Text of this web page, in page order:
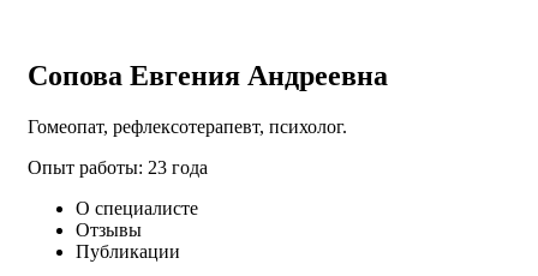
Сопова Евгения Андреевна
Гомеопат, рефлексотерапевт, психолог.
Опыт работы: 23 года
О специалисте
Отзывы
Публикации